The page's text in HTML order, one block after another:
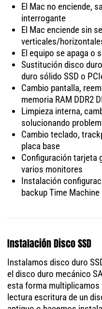
El Mac no enciende,
interrogante
El Mac enciende sin
verticales/
El equipo se apaga o
Sustitución disco
duro sólido SSD o
Cambio pantalla,
memoria RAM DDR2
Limpieza interna,
solucionando
Cambio teclado,
placa base
Configuración tarjeta
varios monitores
Instalación
backup Time Machine
Instalación Disco SSD
Instalamos disco duro
el disco duro mecánico
esta forma multiplicamos
lectura escritura de un